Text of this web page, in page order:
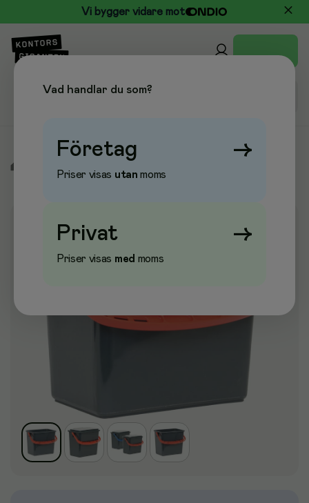
Vi bygger vidare mot
Vad handlar du som?
Företag →
Priser visas utan moms
Privat →
Priser visas med moms